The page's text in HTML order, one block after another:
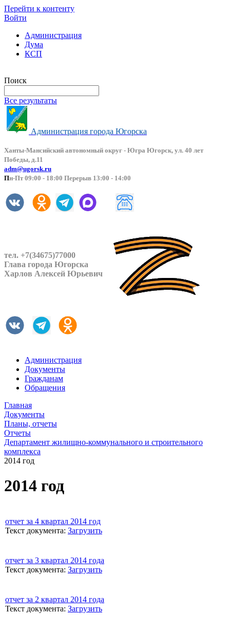
Перейти к контенту
Войти
Администрация
Дума
КСП
Поиск
Все результаты
Администрация города Югорска
Ханты-Мансийский автономный округ - Югра Югорск, ул. 40 лет
Победы, д.11
adm@ugorsk.ru
Пн-Пт 09:00 - 18:00 Перерыв 13:00 - 14:00
тел. +7(34675)77000
Глава города Югорска
Харлов Алексей Юрьевич
Администрация
Документы
Гражданам
Обращения
Главная
Документы
Планы, отчеты
Отчеты
Департамент жилищно-коммунального и строительного
комплекса
2014 год
2014 год
отчет за 4 квартал 2014 год
Текст документа: Загрузить
отчет за 3 квартал 2014 года
Текст документа: Загрузить
отчет за 2 квартал 2014 года
Текст документа: Загрузить